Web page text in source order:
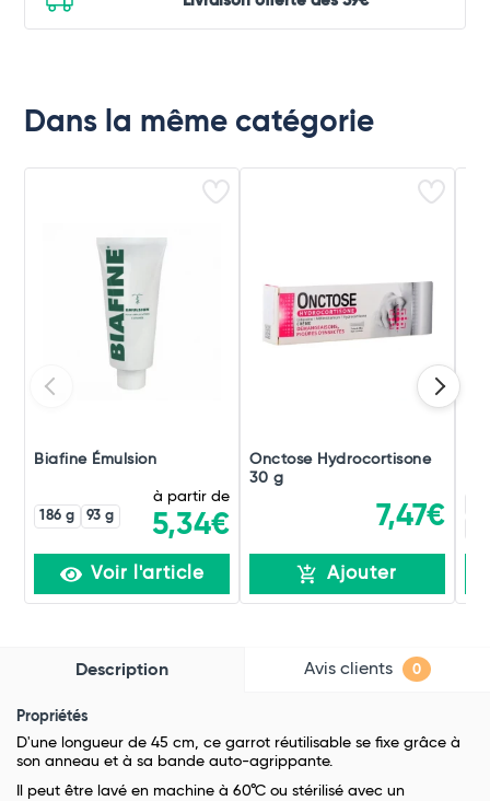
Dans la même catégorie
Biafine Émulsion
186 g 93 g
à partir de
5,34€
Voir l'article
Onctose Hydrocortisone
30 g
7,47€
Ajouter
Description Avis clients 0
Propriétés
D'une longueur de 45 cm, ce garrot réutilisable se fixe grâce à
son anneau et à sa bande auto-agrippante.
Il peut être lavé en machine à 60°C ou stérilisé avec un